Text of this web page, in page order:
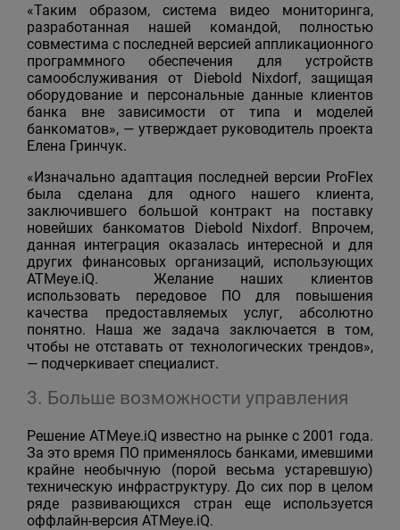
«Таким образом, система видео мониторинга,
разработанная нашей командой, полностью
совместима с последней версией аппликационного
программного обеспечения для устройств
самообслуживания от Diebold Nixdorf, защищая
оборудование и персональные данные клиентов
банка вне зависимости от типа и моделей
банкоматов», — утверждает руководитель проекта
Елена Гринчук.
«Изначально адаптация последней версии ProFlex
была сделана для одного нашего клиента,
заключившего большой контракт на поставку
новейших банкоматов Diebold Nixdorf. Впрочем,
данная интеграция оказалась интересной и для
других финансовых организаций, использующих
ATMeye.iQ. Желание наших клиентов
использовать передовое ПО для повышения
качества предоставляемых услуг, абсолютно
понятно. Наша же задача заключается в том,
чтобы не отставать от технологических трендов»,
— подчеркивает специалист.
3. Больше возможности управления
Решение ATMeye.iQ известно на рынке с 2001 года.
За это время ПО применялось банками, имевшими
крайне необычную (порой весьма устаревшую)
техническую инфраструктуру. До сих пор в целом
ряде развивающихся стран еще используется
оффлайн-версия ATMeye.iQ.